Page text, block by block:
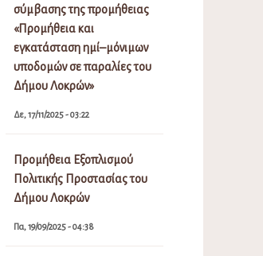
σύμβασης της προμήθειας
«Προμήθεια και
εγκατάσταση ημί–μόνιμων
υποδομών σε παραλίες του
Δήμου Λοκρών»
Δε, 17/11/2025 - 03:22
Προμήθεια Εξοπλισμού
Πολιτικής Προστασίας του
Δήμου Λοκρών
Πα, 19/09/2025 - 04:38